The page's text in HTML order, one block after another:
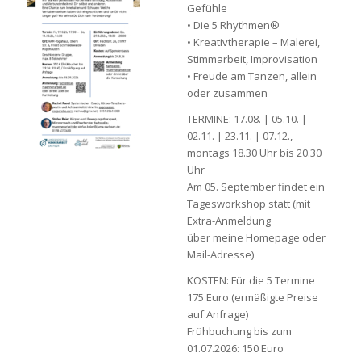
Gefühle
• Die 5 Rhythmen®
• Kreativtherapie – Malerei,
Stimmarbeit, Improvisation
• Freude am Tanzen, allein
oder zusammen
TERMINE: 17.08. | 05.10. |
02.11. | 23.11. | 07.12.,
montags 18.30 Uhr bis 20.30
Uhr
Am 05. September findet ein
Tagesworkshop statt (mit
Extra-Anmeldung
über meine Homepage oder
Mail-Adresse)
KOSTEN: Für die 5 Termine
175 Euro (ermäßigte Preise
auf Anfrage)
Frühbuchung bis zum
01.07.2026: 150 Euro